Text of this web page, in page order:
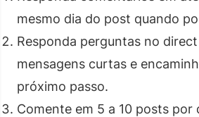
mesmo dia do post quando
Responda perguntas no
mensagens curtas e
próximo passo.
Comente em 5 a 10 posts por